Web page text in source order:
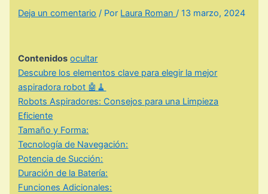
Deja un comentario / Por Laura Roman/13 marzo, 2024
Contenidos ocultar
Descubre los elementos clave para elegir la mejor
aspiradora robot 🤖🧹
Robots Aspiradores: Consejos para una Limpieza
Eficiente
Tamaño y Forma:
Tecnología de Navegación:
Potencia de Succión:
Duración de la Batería:
Funciones Adicionales: